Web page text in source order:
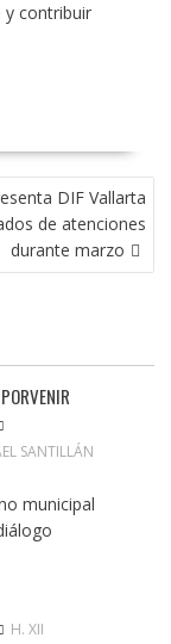
y contribuir
DIF Vallarta
de atenciones
durante marzo
SANTILLÁN
municipal
H. XII